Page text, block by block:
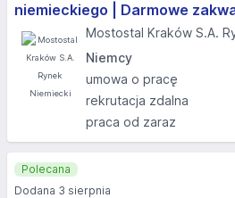
niemieckiego | Darmowe
Mostostal Kraków S.A.
Niemcy
umowa o pracę
rekrutacja zdalna
praca od zaraz
Polecana
Dodana 3 sierpnia